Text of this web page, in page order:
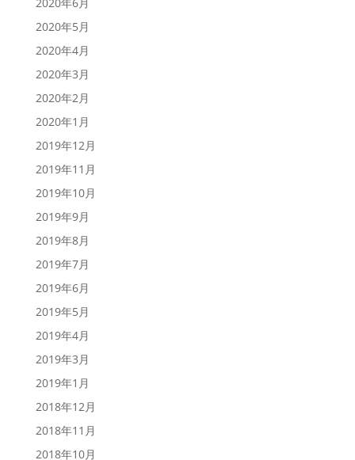
2020年5月
2020年4月
2020年3月
2020年2月
2020年1月
2019年12月
2019年11月
2019年10月
2019年9月
2019年8月
2019年7月
2019年6月
2019年5月
2019年4月
2019年3月
2019年1月
2018年12月
2018年11月
2018年10月